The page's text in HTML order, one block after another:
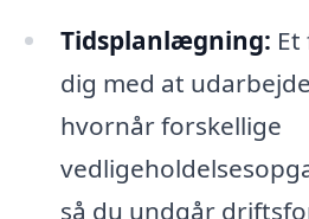
Tidsplanlægning:
dig med at
hvornår forskellige
så du undgår